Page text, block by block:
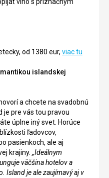
od 1380 eur, viac tu
islandskej
a chcete na svadobnú
je pre vás tou pravou
úplne iný svet. Horúce
ľadovcov,
pasienkoch, ale aj
krajiny. „Ideálnym
väčšina hotelov a
Island je ale zaujímavý aj v